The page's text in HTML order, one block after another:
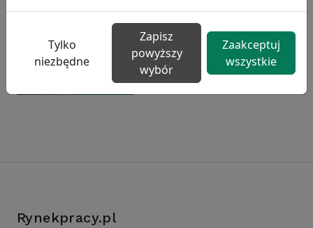
Rynekpracy.pl
Tylko
niezbędne
Zapisz
powyższy
wybór
Zaakceptuj
wszystkie